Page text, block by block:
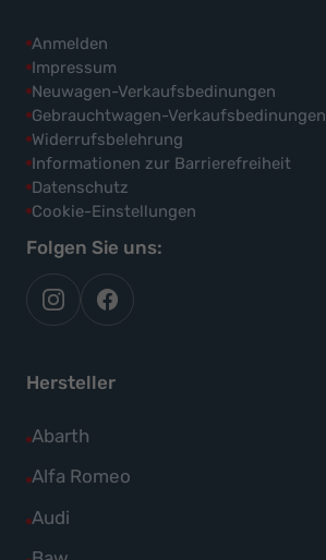
Anmelden
Impressum
Neuwagen-Verkaufsbedinungen
Gebrauchtwagen-Verkaufsbedinungen
Widerrufsbelehrung
Informationen zur Barrierefreiheit
Datenschutz
Cookie-Einstellungen
Folgen Sie uns:
autoflex
auf
autoflex24
auf
Hersteller
Abarth
Alle
Fahrzeuge
Abarth
Alfa Romeo
Alle
Fahrzeuge
Audi
Alle
Fahrzeuge